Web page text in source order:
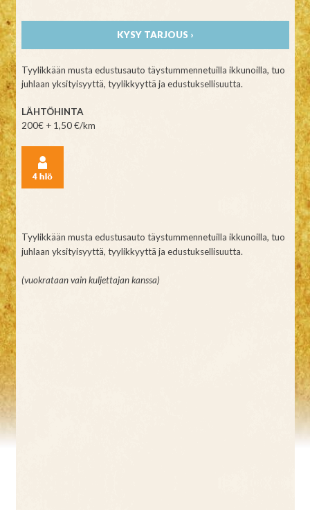
KYSY TARJOUS ›
Tyylikkään musta edustusauto täystummennetuilla ikkunoilla, tuo
juhlaan yksityisyyttä, tyylikkyyttä ja edustuksellisuutta.
LÄHTÖHINTA
200€ + 1,50 €/km
Tyylikkään musta edustusauto täystummennetuilla ikkunoilla, tuo
juhlaan yksityisyyttä, tyylikkyyttä ja edustuksellisuutta.
(vuokrataan vain kuljettajan kanssa)